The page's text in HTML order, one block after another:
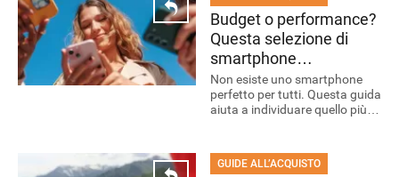
Budget o performance?
Questa selezione di
smartphone
accontenterà tutti
Non esiste uno smartphone
perfetto per tutti. Questa guida
aiuta a individuare quello più
GUIDE ALL’ACQUISTO